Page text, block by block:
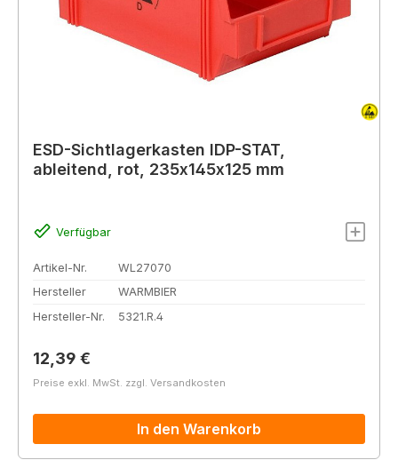
ESD-Sichtlagerkasten IDP-STAT,
ableitend, rot, 235x145x125 mm
Verfügbar
Artikel-Nr.
WL27070
Hersteller
WARMBIER
Hersteller-Nr.
5321.R.4
Regulärer Preis:
12,39 €
Preise exkl. MwSt. zzgl. Versandkosten
In den Warenkorb